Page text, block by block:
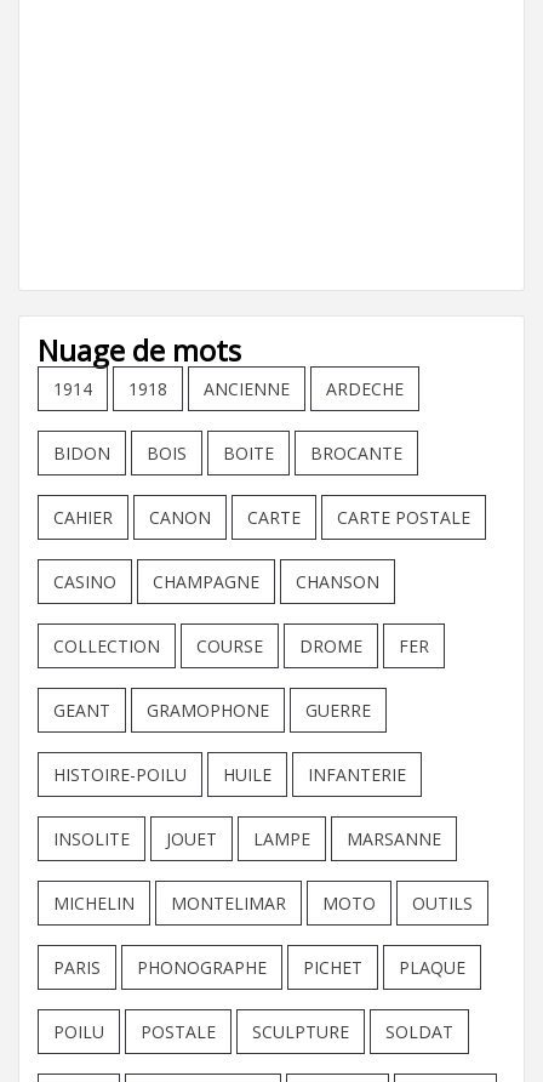
Nuage de mots
1914 1918 ANCIENNE ARDECHE
BIDON BOIS BOITE BROCANTE
CAHIER CANON CARTE CARTE POSTALE
CASINO CHAMPAGNE CHANSON
COLLECTION COURSE DROME FER
GEANT GRAMOPHONE GUERRE
HISTOIRE-POILU HUILE INFANTERIE
INSOLITE JOUET LAMPE MARSANNE
MICHELIN MONTELIMAR MOTO OUTILS
PARIS PHONOGRAPHE PICHET PLAQUE
POILU POSTALE SCULPTURE SOLDAT